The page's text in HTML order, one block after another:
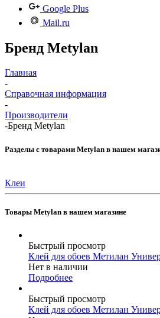
Google Plus
Mail.ru
Бренд Metylan
Главная
-
Справочная информация
-
Производители
-Бренд Metylan
Разделы с товарами Metylan в нашем
Клеи
Товары Metylan в нашем магазине
Быстрый просмотр
Клей для обоев Метилан
Нет в наличии
Подробнее
Быстрый просмотр
Клей для обоев Метилан